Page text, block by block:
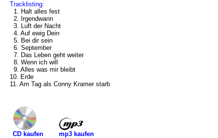
Tracklisting:
1. Halt alles fest
2. Irgendwann
3. Luft der Nacht
4. Auf ewig Dein
5. Bei dir sein
6. September
7. Das Leben geht weiter
8. Wenn ich will
9. Alles was mir bleibt
10. Erde
11. Am Tag als Conny Kramer starb
CD kaufen
mp3 kaufen